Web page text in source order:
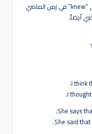
أما في الجملة الثانية فكان الفعل الرئيسي “knew” في زمن الماضي
أيضاً.
I think
I
She says
She said